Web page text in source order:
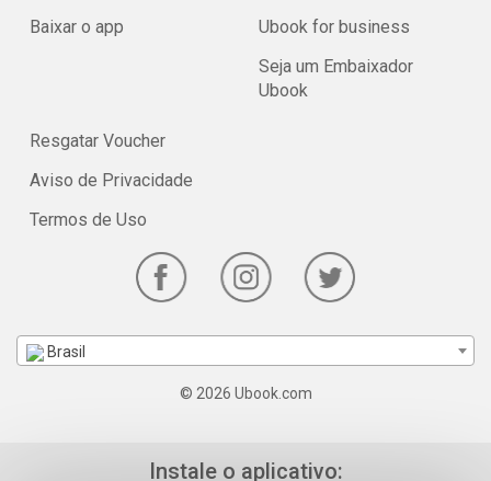
Baixar o app
Ubook for business
Seja um Embaixador
Ubook
Resgatar Voucher
Aviso de Privacidade
Termos de Uso
Brasil
© 2026 Ubook.com
Instale o aplicativo: